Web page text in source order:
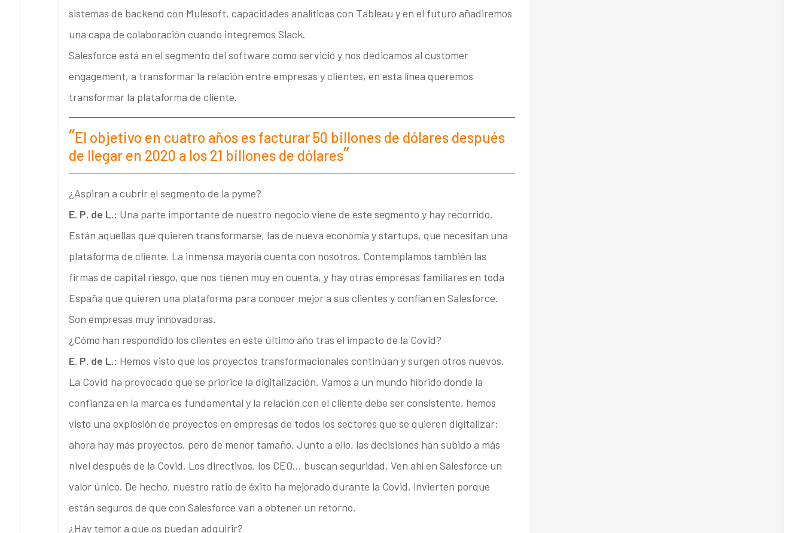
sistemas de backend con Mulesoft, capacidades analíticas con Tableau y en el futuro añadiremos
una capa de colaboración cuando integremos Slack.
Salesforce está en el segmento del software como servicio y nos dedicamos al customer
engagement, a transformar la relación entre empresas y clientes, en esta línea queremos
transformar la plataforma de cliente.
El objetivo en cuatro años es facturar 50 billones de dólares después
de llegar en 2020 a los 21 billones de dólares
¿Aspiran a cubrir el segmento de la pyme?
E. P. de L.: Una parte importante de nuestro negocio viene de este segmento y hay recorrido.
Están aquellas que quieren transformarse, las de nueva economía y startups, que necesitan una
plataforma de cliente. La inmensa mayoría cuenta con nosotros. Contemplamos también las
firmas de capital riesgo, que nos tienen muy en cuenta, y hay otras empresas familiares en toda
España que quieren una plataforma para conocer mejor a sus clientes y confían en Salesforce.
Son empresas muy innovadoras.
¿Cómo han respondido los clientes en este último año tras el impacto de la Covid?
E. P. de L.: Hemos visto que los proyectos transformacionales continúan y surgen otros nuevos.
La Covid ha provocado que se priorice la digitalización. Vamos a un mundo híbrido donde la
confianza en la marca es fundamental y la relación con el cliente debe ser consistente, hemos
visto una explosión de proyectos en empresas de todos los sectores que se quieren digitalizar;
ahora hay más proyectos, pero de menor tamaño. Junto a ello, las decisiones han subido a más
nivel después de la Covid. Los directivos, los CEO… buscan seguridad. Ven ahí en Salesforce un
valor único. De hecho, nuestro ratio de éxito ha mejorado durante la Covid, invierten porque
están seguros de que con Salesforce van a obtener un retorno.
¿Hay temor a que os puedan adquirir?